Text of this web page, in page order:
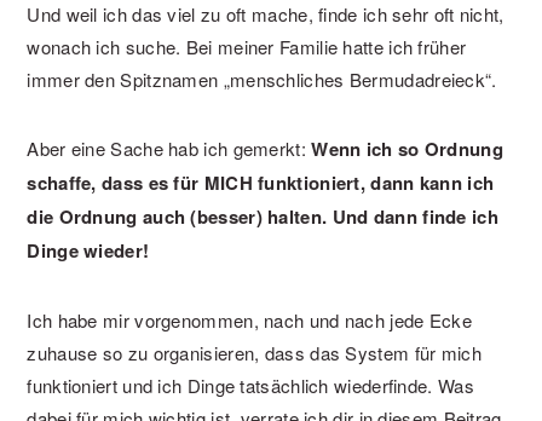
Und weil ich das viel zu oft mache, finde ich sehr oft nicht,
wonach ich suche. Bei meiner Familie hatte ich früher
immer den Spitznamen „menschliches Bermudadreieck“.
Aber eine Sache hab ich gemerkt:Wenn ich so Ordnung
schaffe, dass es für MICH funktioniert, dann kann ich
die Ordnung auch (besser) halten. Und dann finde ich
Dinge wieder!
Ich habe mir vorgenommen, nach und nach jede Ecke
zuhause so zu organisieren, dass das System für mich
funktioniert und ich Dinge tatsächlich wiederfinde. Was